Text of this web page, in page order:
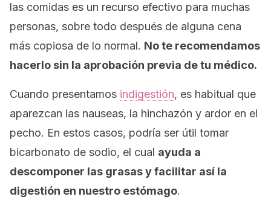
las comidas es un recurso efectivo para muchas
personas, sobre todo después de alguna cena
más copiosa de lo normal. No te recomendamos
hacerlo sin la aprobación previa de tu médico.
Cuando presentamos indigestión, es habitual que
aparezcan las nauseas, la hinchazón y ardor en el
pecho. En estos casos, podría ser útil tomar
bicarbonato de sodio, el cual ayuda a
descomponer las grasas y facilitar así la
digestión en nuestro estómago.